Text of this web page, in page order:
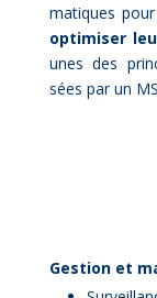
ma­tiques pour
op­ti­mi­ser
unes des
sées par un
Ges­tion et